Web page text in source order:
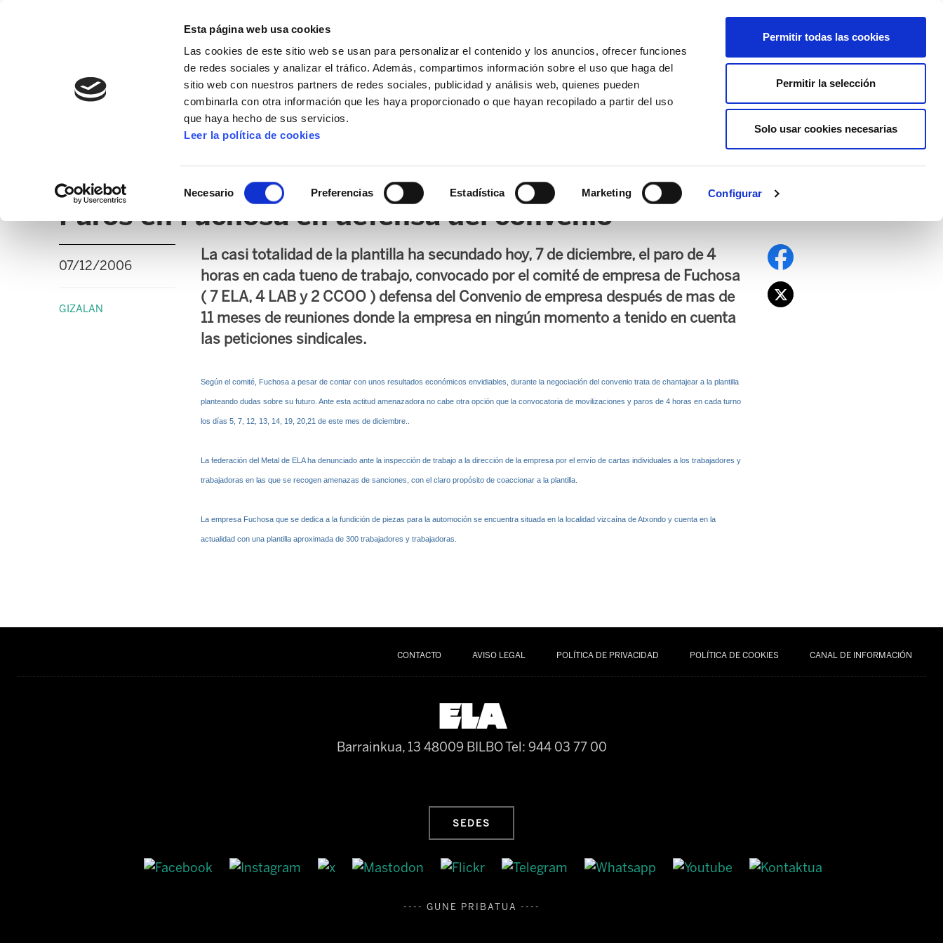
Esta página web usa cookies
Las cookies de este sitio web se usan para personalizar el contenido y los anuncios, ofrecer funciones
de redes sociales y analizar el tráfico. Además, compartimos información sobre el uso que haga del
sitio web con nuestros partners de redes sociales, publicidad y análisis web, quienes pueden
combinarla con otra información que les haya proporcionado o que hayan recopilado a partir del uso
que haya hecho de sus servicios.
Leer la política de cookies
Necesario Preferencias Estadística Marketing Configurar
Permitir todas las cookies
Permitir la selección
Solo usar cookies necesarias
AFÍLIATE
Paros en Fuchosa en defensa del convenio
07/12/2006
GIZALAN
La casi totalidad de la plantilla ha secundado hoy, 7 de diciembre, el paro de 4
horas en cada tueno de trabajo, convocado por el comité de empresa de Fuchosa
( 7 ELA, 4 LAB y 2 CCOO ) defensa del Convenio de empresa después de mas de
11 meses de reuniones donde la empresa en ningún momento a tenido en cuenta
las peticiones sindicales.
Según el comité, Fuchosa a pesar de contar con unos resultados económicos envidiables, durante la negociación del convenio trata de chantajear a la plantilla
planteando dudas sobre su futuro. Ante esta actitud amenazadora no cabe otra opción que la convocatoria de movilizaciones y paros de 4 horas en cada turno
los días 5, 7, 12, 13, 14, 19, 20,21 de este mes de diciembre..
La federación del Metal de ELA ha denunciado ante la inspección de trabajo a la dirección de la empresa por el envío de cartas individuales a los trabajadores y
trabajadoras en las que se recogen amenazas de sanciones, con el claro propósito de coaccionar a la plantilla.
La empresa Fuchosa que se dedica a la fundición de piezas para la automoción se encuentra situada en la localidad vizcaína de Atxondo y cuenta en la
actualidad con una plantilla aproximada de 300 trabajadores y trabajadoras.
CONTACTO AVISO LEGAL POLÍTICA DE PRIVACIDAD POLÍTICA DE COOKIES CANAL DE INFORMACIÓN
Barrainkua, 13 48009 BILBOTel: 944 03 77 00
SEDES
---- GUNE PRIBATUA ----